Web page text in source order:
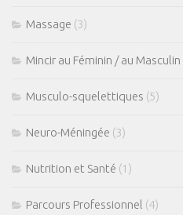
Coaching Sportif
Massage (3)
Mincir au Féminin / au Masculin
Musculo-squelettiques (5)
Neuro-Méningée (3)
Nutrition et Santé (1)
Parcours Professionnel (4)